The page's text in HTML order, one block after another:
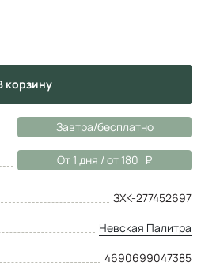
в корзину
Завтра/бесплатно
От 1 дня / от 180
ЗХК-277452697
Невская Палитра
4690699047385